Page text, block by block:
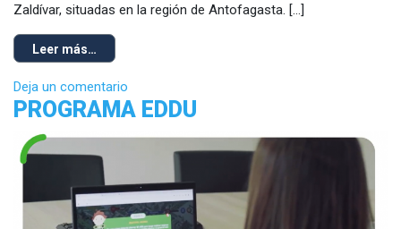
Zaldívar, situadas en la región de Antofagasta. […]
Leer más…
Deja un comentario
PROGRAMA EDDU